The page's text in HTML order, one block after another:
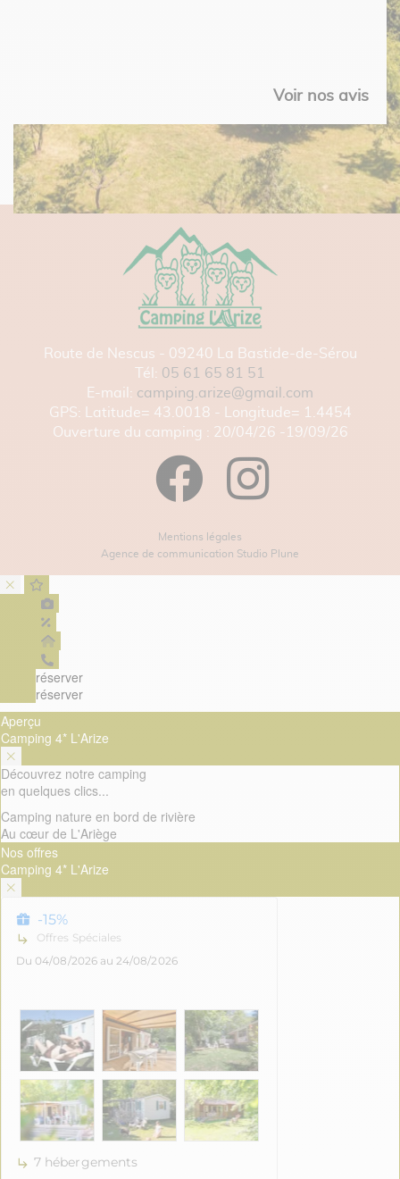
Voir nos avis
Route de Nescus - 09240 La Bastide-de-Sérou
Tél: 05 61 65 81 51
E-mail: camping.arize@gmail.com
GPS: Latitude= 43.0018 - Longitude= 1.4454
Ouverture du camping : 20/04/26 -19/09/26
Mentions légales
Agence de communication Studio Plune
réserver
réserver
Aperçu
Camping 4* L'Arize
Découvrez notre camping
en quelques clics...
Camping nature en bord de rivière
Au cœur de L'Ariège
Nos offres
Camping 4* L'Arize